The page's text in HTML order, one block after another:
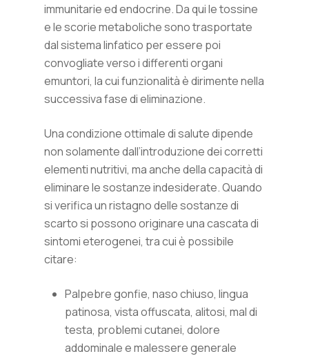
immunitarie ed endocrine. Da qui le tossine
e le scorie metaboliche sono trasportate
dal sistema linfatico per essere poi
convogliate verso i differenti organi
emuntori, la cui funzionalità è dirimente nella
successiva fase di eliminazione.
Una condizione ottimale di salute dipende
non solamente dall’introduzione dei corretti
elementi nutritivi, ma anche della capacità di
eliminare le sostanze indesiderate. Quando
si verifica un ristagno delle sostanze di
scarto si possono originare una cascata di
sintomi eterogenei, tra cui è possibile
citare:
Palpebre gonfie, naso chiuso, lingua
patinosa, vista offuscata, alitosi, mal di
testa, problemi cutanei, dolore
addominale e malessere generale